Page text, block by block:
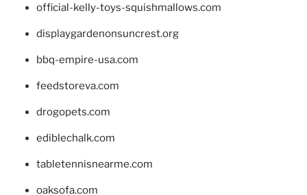
official-kelly-toys-squishmallows.com
displaygardenonsuncrest.org
bbq-empire-usa.com
feedstoreva.com
drogopets.com
ediblechalk.com
tabletennisnearme.com
oaksofa.com